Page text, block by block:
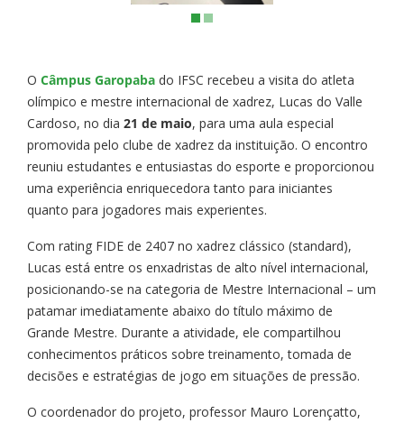
O Câmpus Garopaba do IFSC recebeu a visita do atleta
olímpico e mestre internacional de xadrez, Lucas do Valle
Cardoso, no dia 21 de maio, para uma aula especial
promovida pelo clube de xadrez da instituição. O encontro
reuniu estudantes e entusiastas do esporte e proporcionou
uma experiência enriquecedora tanto para iniciantes
quanto para jogadores mais experientes.
Com rating FIDE de 2407 no xadrez clássico (standard),
Lucas está entre os enxadristas de alto nível internacional,
posicionando-se na categoria de Mestre Internacional – um
patamar imediatamente abaixo do título máximo de
Grande Mestre. Durante a atividade, ele compartilhou
conhecimentos práticos sobre treinamento, tomada de
decisões e estratégias de jogo em situações de pressão.
O coordenador do projeto, professor Mauro Lorençatto,